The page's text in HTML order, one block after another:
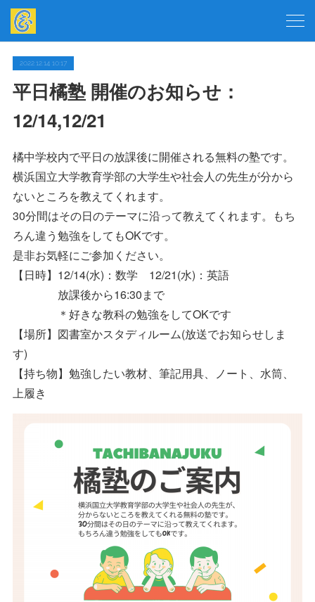
2022.12.14 10:17
平日橘塾 開催のお知らせ：
12/14,12/21
橘中学校内で平日の放課後に開催される無料の塾です。
横浜国立大学教育学部の大学生や社会人の先生が分から
ないところを教えてくれます。
30分間はその日のテーマに沿って教えてくれます。もち
ろん違う勉強をしてもOKです。
是非お気軽にご参加ください。
【日時】12/14(水)：数学 12/21(水)：英語
放課後から16:30まで
＊好きな教科の勉強をしてOKです
【場所】図書室かスタディルーム(放送でお知らせしま
す)
【持ち物】勉強したい教材、筆記用具、ノート、水筒、
上履き